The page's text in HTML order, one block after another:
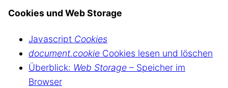
Cookies und Web Storage
Javascript Cookies
document.cookie Cookies lesen und löschen
Überblick: Web Storage – Speicher im
Browser